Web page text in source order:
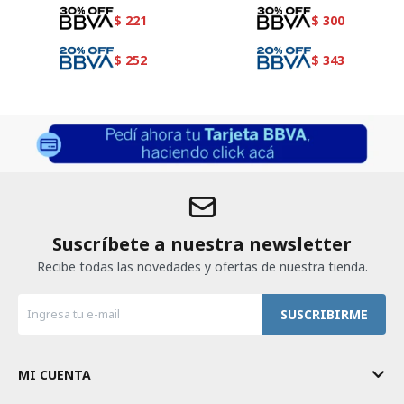
$ 221
$ 252
$ 300
$ 343
Suscríbete a nuestra newsletter
Recibe todas las novedades y ofertas de nuestra tienda.
SUSCRIBIRME
MI CUENTA